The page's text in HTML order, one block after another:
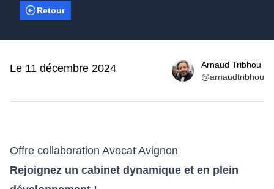
Retour
Date
Le 11 décembre 2024
Arnaud Tribhou
@arnaudtribhou
Offre collaboration Avocat Avignon
Rejoignez un cabinet dynamique et en plein